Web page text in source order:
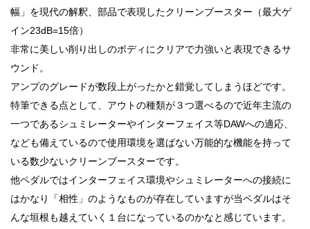
幅」を現代の解釈、部品で表現したクリーンブースター（最大ゲ
イン23dB=15倍）
非常に美しい削り出しのボディにクリアで力強いと表現できるサ
ウンド。
アンプのグレードが数段上がったかと錯覚してしまうほどです。
特筆できる点として、アウトの種類が３つ選べるので近年主流の
一つであるシュミレーターやインターフェイス等DAWへの適応、
なども備えているので使用環境を選ばない万能的な機能を持って
いる数少ないクリーンブースターです。
他ペダルではインターフェイス環境やシュミレーターへの接続に
はかなり「相性」のようなものが存在していますが当ペダルはそ
んな垣根も越えていく１台になっているのかなと感じています。